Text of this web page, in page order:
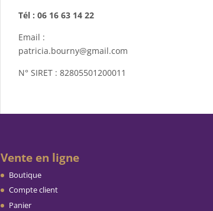
Tél : 06 16 63 14 22
Email :
patricia.bourny@gmail.com
N° SIRET : 82805501200011
Vente en ligne
Boutique
Compte client
Panier